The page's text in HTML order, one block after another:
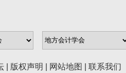
版权声明 网站地图 联系我们